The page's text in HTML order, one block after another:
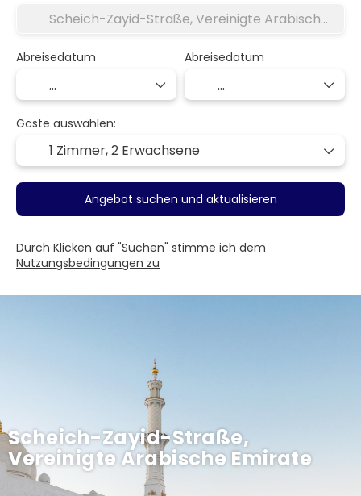
Scheich-Zayid-Straße,
Vereinigte Arabische Emirate
Abreisedatum Abreisedatum
Gäste auswählen:
1 Zimmer,2 Erwachsene
Angebot suchen und aktualisieren
Durch Klicken auf "Suchen" stimme ich dem
Nutzungsbedingungen zu